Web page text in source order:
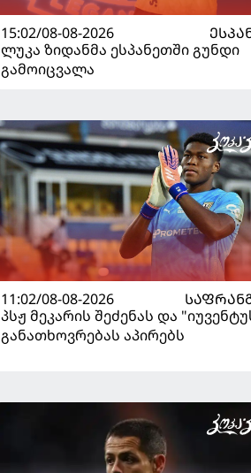
15:02/08-08-2026
ლუკა ზიდანმა ესპანეთში გუნდი
გამოიცვალა
11:02/08-08-2026
პსჟ მეკარის შეძენას და
განათხოვრებას აპირებს